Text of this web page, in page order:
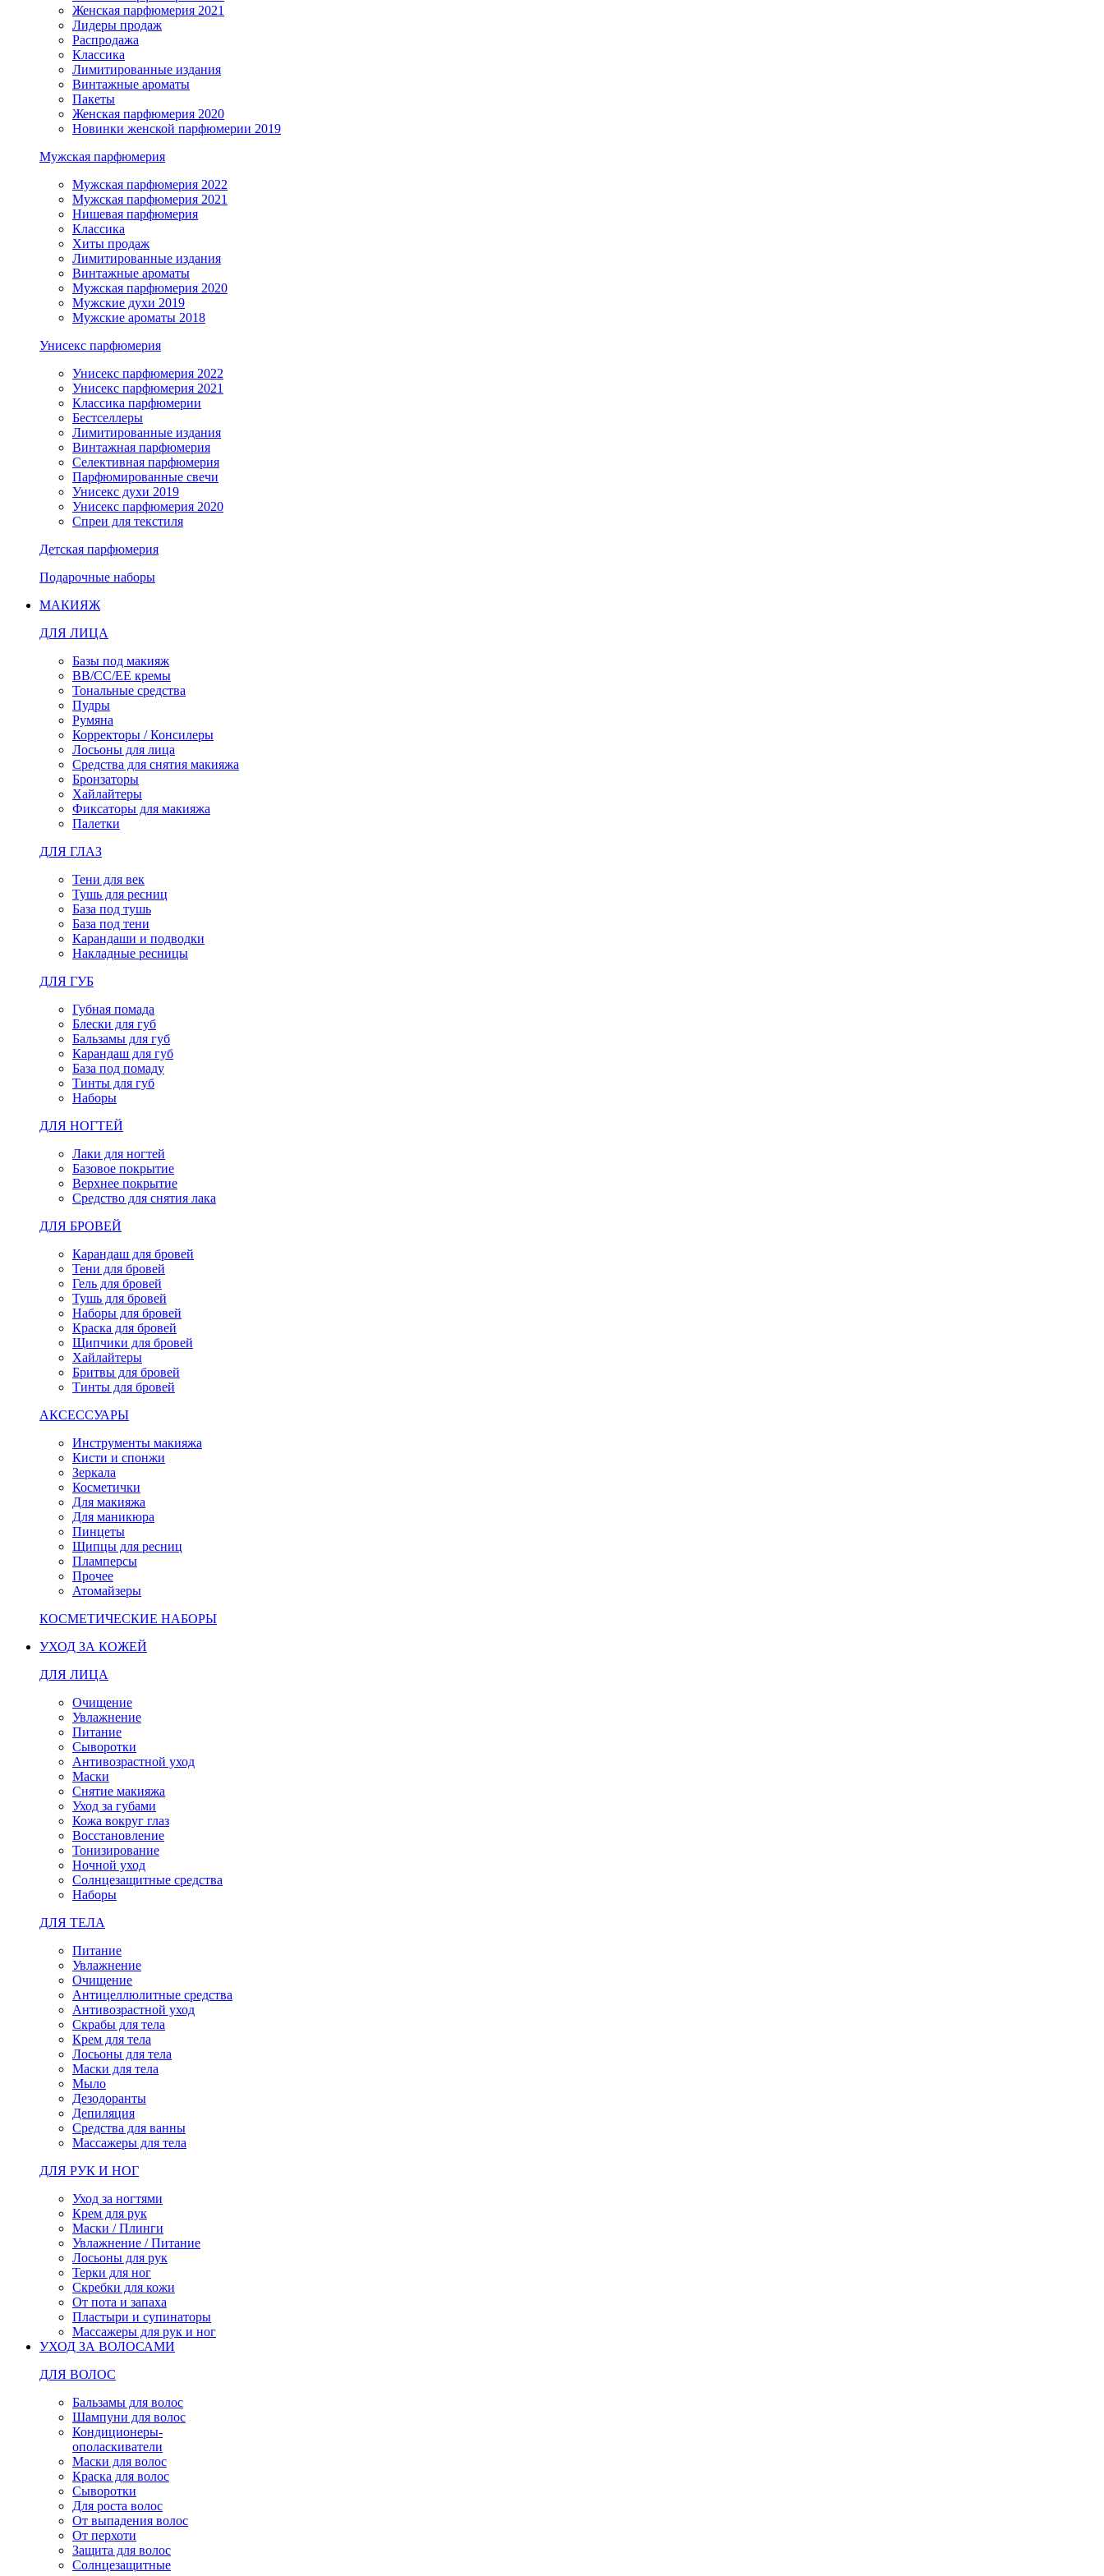
Женская парфюмерия 2021
Лидеры продаж
Распродажа
Классика
Лимитированные издания
Винтажные ароматы
Пакеты
Женская парфюмерия 2020
Новинки женской парфюмерии 2019
Мужская парфюмерия
Мужская парфюмерия 2022
Мужская парфюмерия 2021
Нишевая парфюмерия
Классика
Хиты продаж
Лимитированные издания
Винтажные ароматы
Мужская парфюмерия 2020
Мужские духи 2019
Мужские ароматы 2018
Унисекс парфюмерия
Унисекс парфюмерия 2022
Унисекс парфюмерия 2021
Классика парфюмерии
Бестселлеры
Лимитированные издания
Винтажная парфюмерия
Селективная парфюмерия
Парфюмированные свечи
Унисекс духи 2019
Унисекс парфюмерия 2020
Спреи для текстиля
Детская парфюмерия
Подарочные наборы
МАКИЯЖ
ДЛЯ ЛИЦА
Базы под макияж
BB/CC/EE кремы
Тональные средства
Пудры
Румяна
Корректоры / Консилеры
Лосьоны для лица
Средства для снятия макияжа
Бронзаторы
Хайлайтеры
Фиксаторы для макияжа
Палетки
ДЛЯ ГЛАЗ
Тени для век
Тушь для ресниц
База под тушь
База под тени
Карандаши и подводки
Накладные ресницы
ДЛЯ ГУБ
Губная помада
Блески для губ
Бальзамы для губ
Карандаш для губ
База под помаду
Тинты для губ
Наборы
ДЛЯ НОГТЕЙ
Лаки для ногтей
Базовое покрытие
Верхнее покрытие
Средство для снятия лака
ДЛЯ БРОВЕЙ
Карандаш для бровей
Тени для бровей
Гель для бровей
Тушь для бровей
Наборы для бровей
Краска для бровей
Щипчики для бровей
Хайлайтеры
Бритвы для бровей
Тинты для бровей
АКСЕССУАРЫ
Инструменты макияжа
Кисти и спонжи
Зеркала
Косметички
Для макияжа
Для маникюра
Пинцеты
Щипцы для ресниц
Пламперсы
Прочее
Атомайзеры
КОСМЕТИЧЕСКИЕ НАБОРЫ
УХОД ЗА КОЖЕЙ
ДЛЯ ЛИЦА
Очищение
Увлажнение
Питание
Сыворотки
Антивозрастной уход
Маски
Снятие макияжа
Уход за губами
Кожа вокруг глаз
Восстановление
Тонизирование
Ночной уход
Солнцезащитные средства
Наборы
ДЛЯ ТЕЛА
Питание
Увлажнение
Очищение
Антицеллюлитные средства
Антивозрастной уход
Скрабы для тела
Крем для тела
Лосьоны для тела
Маски для тела
Мыло
Дезодоранты
Депиляция
Средства для ванны
Массажеры для тела
ДЛЯ РУК И НОГ
Уход за ногтями
Крем для рук
Маски / Плинги
Увлажнение / Питание
Лосьоны для рук
Терки для ног
Скребки для кожи
От пота и запаха
Пластыри и супинаторы
Массажеры для рук и ног
УХОД ЗА ВОЛОСАМИ
ДЛЯ ВОЛОС
Бальзамы для волос
Шампуни для волос
Кондиционеры-
ополаскиватели
Маски для волос
Краска для волос
Сыворотки
Для роста волос
От выпадения волос
От перхоти
Защита для волос
Солнцезащитные